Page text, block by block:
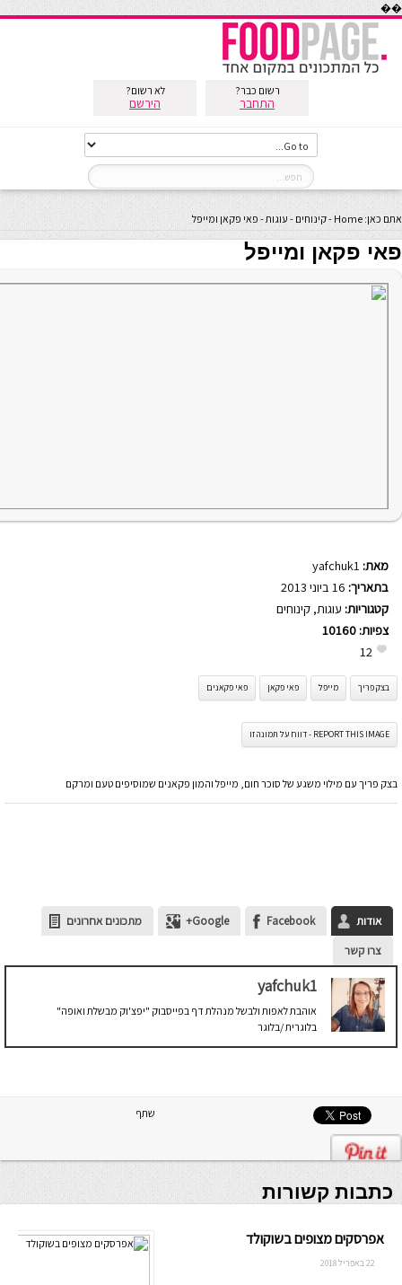
��
רשום כבר?
התחבר
לא רשום?
הירשם
אתם כאן: Home
-קינוחים - עוגות- פאי פקאן ומייפל
פאי פקאן ומייפל
מאת: yafchuk1
בתאריך:
קטגוריות: עוגות, קינוחים
צפיות: 10160
12
בצק פריך מייפל פאי פקאן פאי פקאנים
REPORT THIS IMAGE - דווח על תמונה זו
בצק פריך עם מילוי משגע של סוכר חום, מייפל והמון פקאנים שמוסיפים טעם ומרקם
אודות Facebook
Google+
מתכונים אחרונים
צרו קשר
yafchuk1
אוהבת לאפות ולבשל מנהלת דף בפייסבוק "יפצ'וק מבשלת ואופה"
בלוגרית /בלוגר
שתף
כתבות קשורות
אפרסקים מצופים בשוקולד
22 באפריל 2018